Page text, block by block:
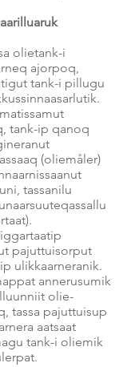
olietank-i
ajorpoq,
tank-i pillugu
tank-ip qanoq
(oliemåler)
tassanilu
pajuttuisorput
ulikkaarneranik.
annerusumik
olie-
tassa pajuttuisup
aatsaat
tank-i oliemik